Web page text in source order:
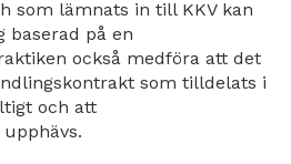
som lämnats in till KKV kan
baserad på en
också medföra att det
som tilldelats i
och att